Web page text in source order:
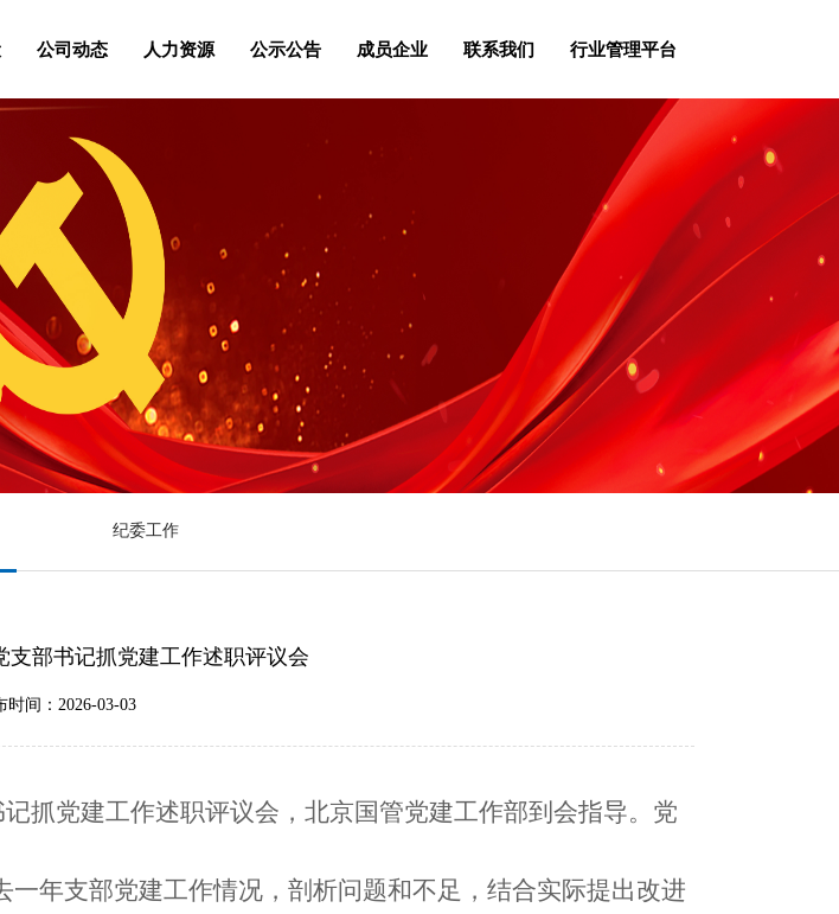
公司动态 人力资源 公示公告 成员企业 联系我们 行业管理平台
纪委工作
支部书记抓党建工作述职评议会
时间：2026-03-03
抓党建工作述职评议会，北京国管党建工作部到会指导。党
年支部党建工作情况，剖析问题和不足，结合实际提出改进